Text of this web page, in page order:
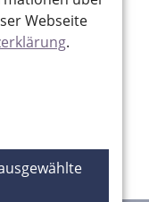
Webseite
.